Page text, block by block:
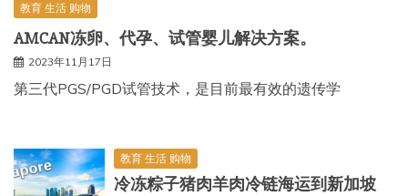
教育 生活 购物
AMCAN冻卵、代孕、试管婴儿解决方案。
2023年11月17日
第三代PGS/PGD试管技术，是目前最有效的遗传学
教育 生活 购物
冷冻粽子猪肉羊肉冷链海运到新加坡